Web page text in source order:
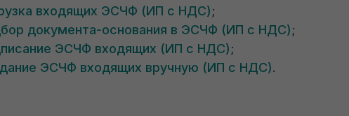
входящих ЭСЧФ (ИП с НДС);
документа-основания в ЭСЧФ (ИП с НДС);
ЭСЧФ входящих (ИП с НДС);
ЭСЧФ входящих вручную (ИП с НДС).